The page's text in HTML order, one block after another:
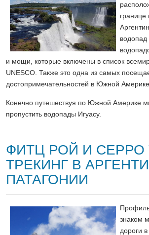
и мощи, которые включены в список
UNESCO. Также это одна из самых
достопримечательностей в Южной Америке.
Конечно путешествуя по Южной Америке
пропустить водопады Игуасу.
ФИТЦ РОЙ И СЕРРО
ТРЕКИНГ В
ПАТАГОНИИ
знаком
дороги